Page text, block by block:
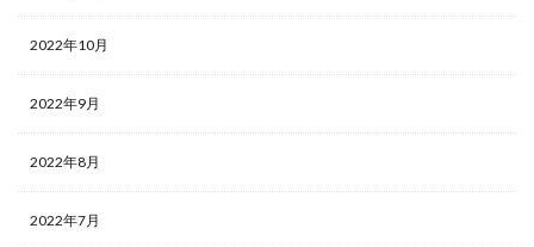
2022年10月
2022年9月
2022年8月
2022年7月